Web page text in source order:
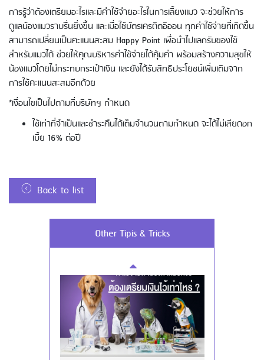
การรู้ว่าต้องเตรียมอะไรและมีค่าใช้จ่ายอะไรในการเลี้ยงแมว จะช่วยให้การ
ดูแลน้องแมวราบรื่นยิ่งขึ้น และเมื่อใช้บัตรเครดิตอิออน ทุกค่าใช้จ่ายที่เกิดขึ้น
สามารถเปลี่ยนเป็นคะแนนสะสม Happy Point เพื่อนำไปแลกรับของใช้
สำหรับแมวได้ ช่วยให้คุณบริหารค่าใช้จ่ายได้คุ้มค่า พร้อมสร้างความสุขให้
น้องแมวโดยไม่กระทบกระเป๋าเงิน และยังได้รับสิทธิประโยชน์เพิ่มเติมจาก
การใช้คะแนนสะสมอีกด้วย
*เงื่อนไขเป็นไปตามที่บริษัทฯ กำหนด
ใช้เท่าที่จำเป็นและชำระคืนได้เต็มจำนวนตามกำหนด จะได้ไม่เสียดอก
เบี้ย 16% ต่อปี
Back to list
Other Tipis & Tricks
Using AEON Cards - Cashing / Advanced
Cash Withdrawal
Using AEON Cards - Using your Card